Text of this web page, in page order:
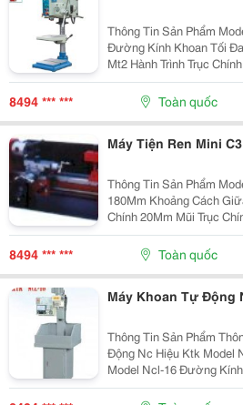
Thông Tin Sản Phẩm Model Z4116 Thông Số Kỹ Thuật
Đường Kính Khoan Tối Đa 16Mm Độ Côl Lỗ Trục Chính
Mt2 Hành Trình Trục Chính (Mm) 100 Tốc Độ Trục Chính
400-4100 Vòng/Phút Số Tốc Độ 5 Đường Kính Trụ
(Mm)...
8494 *** *** Toàn quốc
Máy Tiện Ren Mini C3
Thông Tin Sản Phẩm Model C3 Tiện Vượt Băng Máy
180Mm Khoảng Cách Giữa Các Tâm 350Mm Lỗ Trục
Chính 20Mm Mũi Trục Chính Mt3 Độ Côn Ụ Định Tâm
8494 *** *** Toàn quốc
Máy Khoan Tự Động
Thông Tin Sản Phẩm Thông Số Kỹ Thuật Máy Khoan Tự
Động Nc Hiệu Ktk Model
Model Ncl-16 Đường Kính Khoan Lớn Nhất 13Mm Kiểu
Côn Trục Chính Mt2 Hành Trình Trục Chính 200Mm Tốc
Độ Trục Chính (Option) 3